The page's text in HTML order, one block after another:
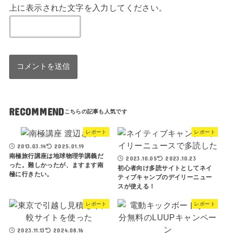
上に表示された文字を入力してください。
RECOMMEND
レポート
2013.03.14 2025.01.19
南極旅行講座は地球物理学講義だ
った。難しかったが、ますます南
極に行きたい。
レポート
2023.10.05 2023.10.23
初心者向け多読サイトとしてネイ
ティブキャンプのデイリーニュー
スが使える！
レポート
2023.11.13 2024.08.16
レポート